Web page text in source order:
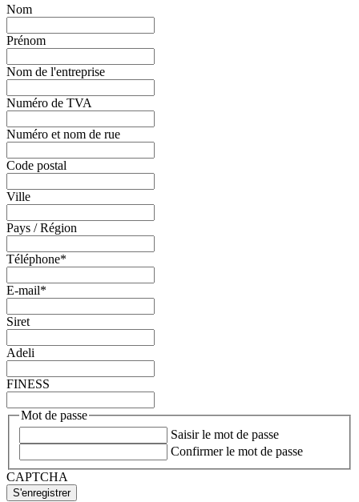
Nom
Prénom
Nom de l'entreprise
Numéro de TVA
Numéro et nom de rue
Code postal
Ville
Pays / Région
Téléphone*
E-mail*
Siret
Adeli
FINESS
Mot de passe
Saisir le mot de passe
Confirmer le mot de passe
CAPTCHA